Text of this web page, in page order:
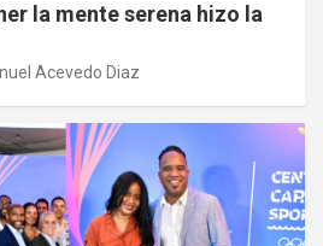
la mente serena hizo la
Acevedo Diaz